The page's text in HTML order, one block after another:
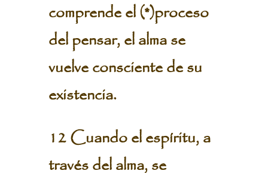
comprende el (*)proceso
del pensar, el alma se
vuelve consciente de su
existencia.
12 Cuando el espíritu, a
través del alma, se